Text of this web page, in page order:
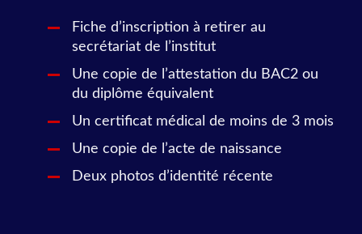
Fiche d’inscription à retirer au
secrétariat de l’institut
Une copie de l’attestation du BAC2 ou
du diplôme équivalent
Un certificat médical de moins de 3 mois
Une copie de l’acte de naissance
Deux photos d’identité récente